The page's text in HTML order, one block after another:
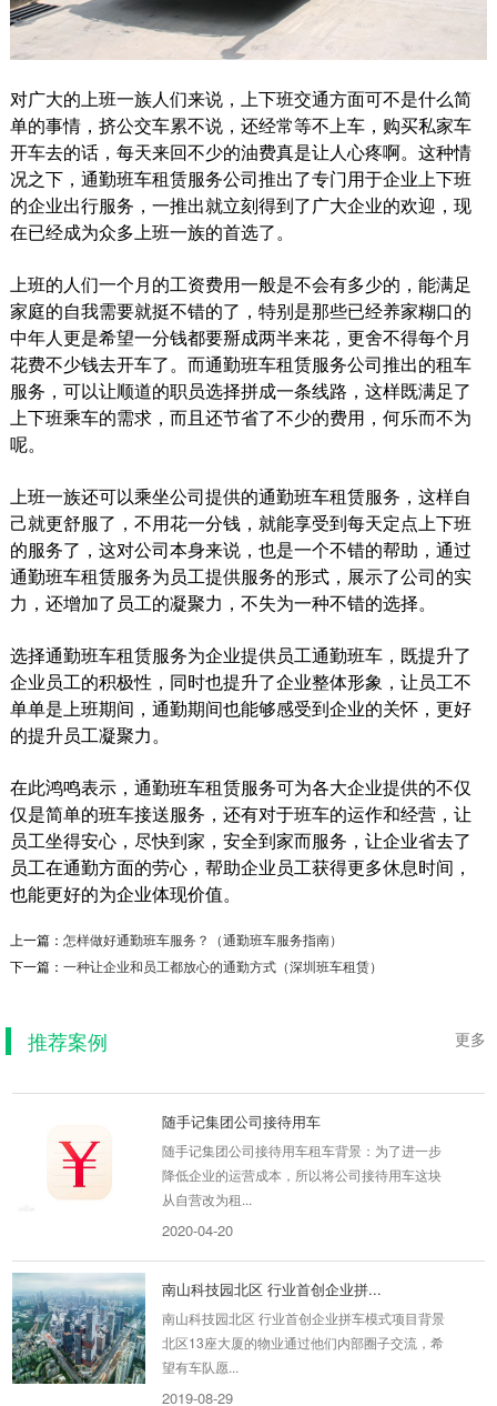
对广大的上班一族人们来说，上下班交通方面可不是什么简
单的事情，挤公交车累不说，还经常等不上车，购买私家车
开车去的话，每天来回不少的油费真是让人心疼啊。这种情
况之下，通勤班车租赁服务公司推出了专门用于企业上下班
的企业出行服务，一推出就立刻得到了广大企业的欢迎，现
在已经成为众多上班一族的首选了。
上班的人们一个月的工资费用一般是不会有多少的，能满足
家庭的自我需要就挺不错的了，特别是那些已经养家糊口的
中年人更是希望一分钱都要掰成两半来花，更舍不得每个月
花费不少钱去开车了。而通勤班车租赁服务公司推出的租车
服务，可以让顺道的职员选择拼成一条线路，这样既满足了
上下班乘车的需求，而且还节省了不少的费用，何乐而不为
呢。
上班一族还可以乘坐公司提供的通勤班车租赁服务，这样自
己就更舒服了，不用花一分钱，就能享受到每天定点上下班
的服务了，这对公司本身来说，也是一个不错的帮助，通过
通勤班车租赁服务为员工提供服务的形式，展示了公司的实
力，还增加了员工的凝聚力，不失为一种不错的选择。
选择通勤班车租赁服务为企业提供员工通勤班车，既提升了
企业员工的积极性，同时也提升了企业整体形象，让员工不
单单是上班期间，通勤期间也能够感受到企业的关怀，更好
的提升员工凝聚力。
在此鸿鸣表示，通勤班车租赁服务可为各大企业提供的不仅
仅是简单的班车接送服务，还有对于班车的运作和经营，让
员工坐得安心，尽快到家，安全到家而服务，让企业省去了
员工在通勤方面的劳心，帮助企业员工获得更多休息时间，
也能更好的为企业体现价值。
上一篇： 怎样做好通勤班车服务？（通勤班车服务指南）
下一篇： 一种让企业和员工都放心的通勤方式（深圳班车租赁）
更多
推荐案例
点猫科技
点猫科技企业最后一班夜猫线项目背景为了解决
随手记集团公司接待用车
降低企业的运营成本，所以将公司接待用车这块
从自营改为租...
南山科技园北区 行业首创企业拼...
北区13座大厦的物业通过他们内部圈子交流，希
望有车队愿...